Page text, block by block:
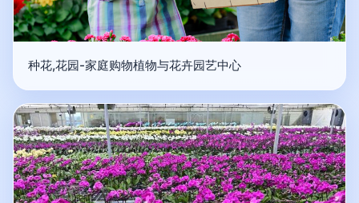
种花,花园-家庭购物植物与花卉园艺中心